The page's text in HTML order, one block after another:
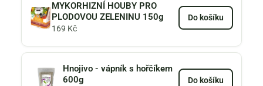
MYKORHIZNÍ HOUBY PRO
PLODOVOU ZELENINU 150g
169 Kč
Do košíku
Hnojivo - vápník s hořčíkem
600g
Do košíku